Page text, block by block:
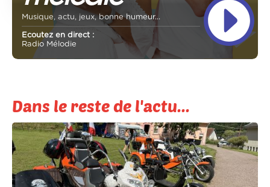
Musique, actu, jeux, bonne humeur...
Ecoutez en direct :
Radio Mélodie
Dans le reste de l'actu...